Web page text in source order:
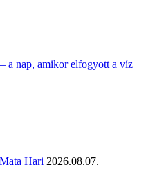
a nap, amikor elfogyott a víz
Hari 2026.08.07.